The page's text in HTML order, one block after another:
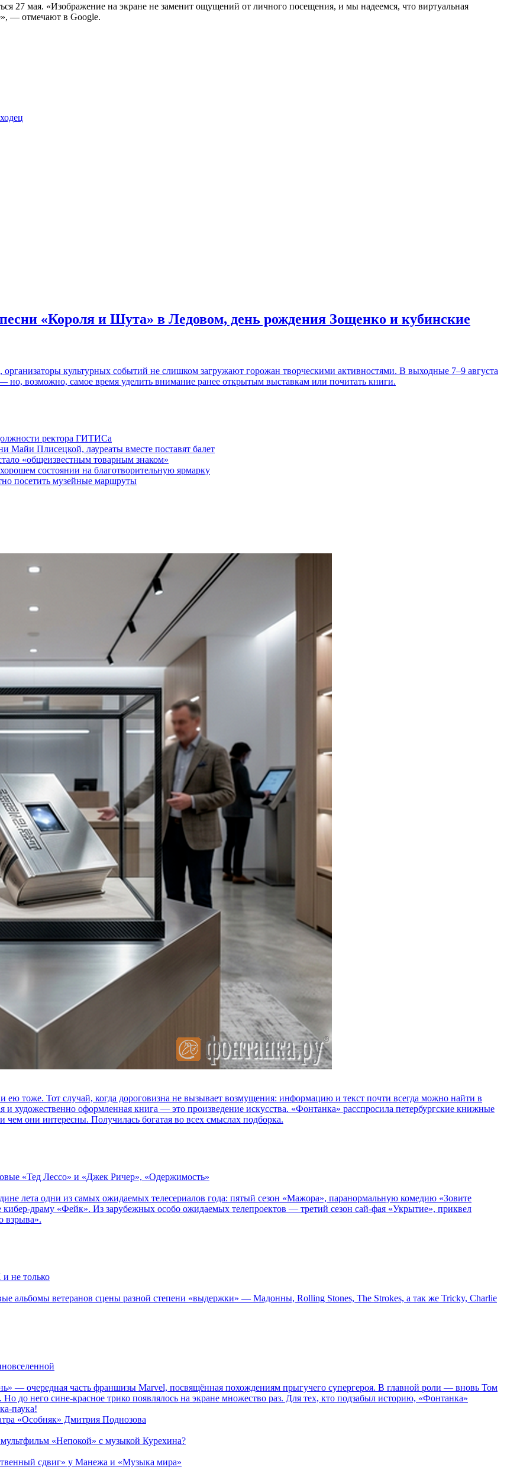
27 мая. «Изображение на экране не заменит ощущений от личного посещения, и мы надеемся, что виртуальная
— отмечают в Google.
«Короля и Шута» в Ледовом, день рождения Зощенко и кубинские
культурных событий не слишком загружают горожан творческими активностями. В выходные 7–9 августа
но, возможно, самое время уделить внимание ранее открытым выставкам или почитать книги.
ректора ГИТИСа
Плисецкой, лауреаты вместе поставят балет
«общеизвестным товарным знаком»
состоянии на благотворительную ярмарку
посетить музейные маршруты
тоже. Тот случай, когда дороговизна не вызывает возмущения: информацию и текст почти всегда можно найти в
художественно оформленная книга — это произведение искусства. «Фонтанка» расспросила петербургские книжные
они интересны. Получилась богатая во всех смыслах подборка.
«Тед Лессо» и «Джек Ричер», «Одержимость»
лета одни из самых ожидаемых телесериалов года: пятый сезон «Мажора», паранормальную комедию «Зовите
драму «Фейк». Из зарубежных особо ожидаемых телепроектов — третий сезон сай-фая «Укрытие», приквел
взрыва».
не только
альбомы ветеранов сцены разной степени «выдержки» — Мадонны, Rolling Stones, The Strokes, а так же Tricky, Charlie
— очередная часть франшизы Marvel, посвящённая похождениям прыгучего супергероя. В главной роли — вновь Том
до него сине-красное трико появлялось на экране множество раз. Для тех, кто подзабыл историю, «Фонтанка»
паука!
«Особняк» Дмитрия Поднозова
«Непокой» с музыкой Курехина?
сдвиг» у Манежа и «Музыка мира»